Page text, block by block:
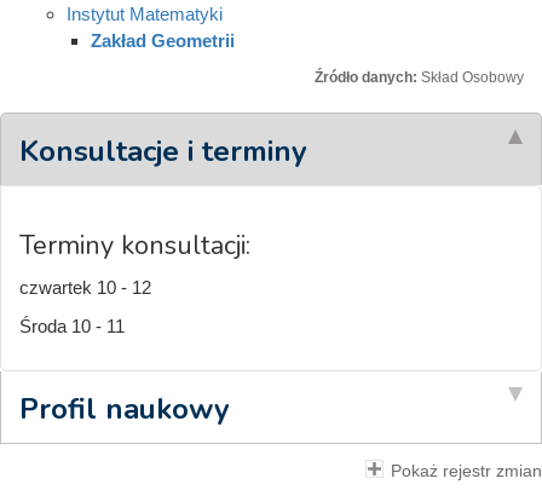
Instytut Matematyki
Zakład Geometrii
Źródło danych: Skład Osobowy
Konsultacje i terminy
Terminy konsultacji:
czwartek 10 - 12
Środa 10 - 11
Profil naukowy
Pokaż rejestr zmian